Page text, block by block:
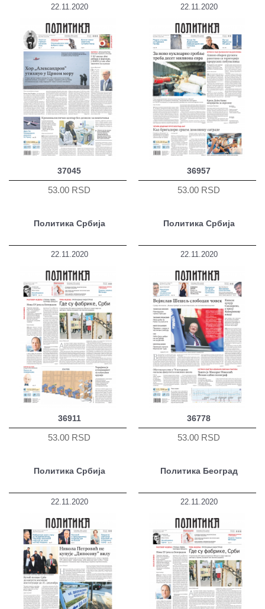
22.11.2020
37045
53.00 RSD
22.11.2020
36957
53.00 RSD
Политика Србија
22.11.2020
36911
53.00 RSD
Политика Србија
22.11.2020
36778
53.00 RSD
Политика Србија
22.11.2020
Политика Београд
22.11.2020